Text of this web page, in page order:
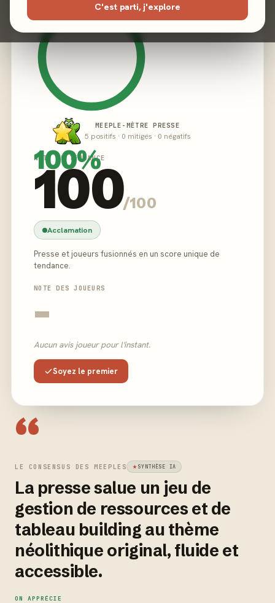
C'est parti, j'explore
100%
MEEPLE-MÈTRE PRESSE
5 positifs · 0 mitigés · 0 négatifs
NOTE DE TENDANCE
100/100
Acclamation
Presse et joueurs fusionnés en un score unique de
tendance.
NOTE DES JOUEURS
-
Aucun avis joueur pour l'instant.
Soyez le premier
“
LE CONSENSUS DES MEEPLES SYNTHÈSE IA
La presse salue un jeu de
gestion de ressources et de
tableau building au thème
néolithique original, fluide et
accessible.
ON APPRÉCIE